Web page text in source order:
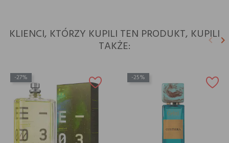
KLIENCI, KTÓRZY KUPILI TEN PRODUKT, KUPILI
TAKŻE: keyboard_arrow_leftkeyboard_arrow_right
-27% -25%